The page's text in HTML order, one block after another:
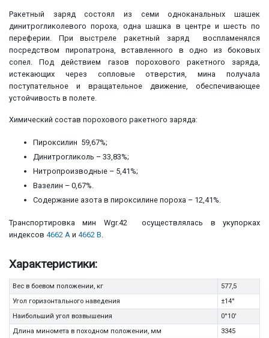
Ракетный заряд состоял из семи одноканальных шашек
динитрогликолевого пороха, одна шашка в центре и шесть по
переферии. При выстреле ракетный заряд воспламенялся
посредством пиропатрона, вставленного в одно из боковых
сопел. Под действием газов порохового ракетного заряда,
истекающих через сопловые отверстия, мина получала
поступательное и вращательное движение, обеспечивающее
устойчивость в полете.
Химический состав порохового ракетного заряда:
Пироксилин 59,67%;
Динитрогликоль – 33,83%;
Нитропроизводные – 5,41%;
Вазелин – 0,67%.
Содержание азота в пироксилине пороха – 12,41%.
Транспортировка мин Wgr.42 осуществлялась в укупорках
индексов 4662 А и 4662 В.
Характеристики:
Вес в боевом положении, кг
577,5
Угол горизонтального наведения
±14°
Наибольший угол возвышения
0°10'
Длина миномета в походном положении, мм
3345